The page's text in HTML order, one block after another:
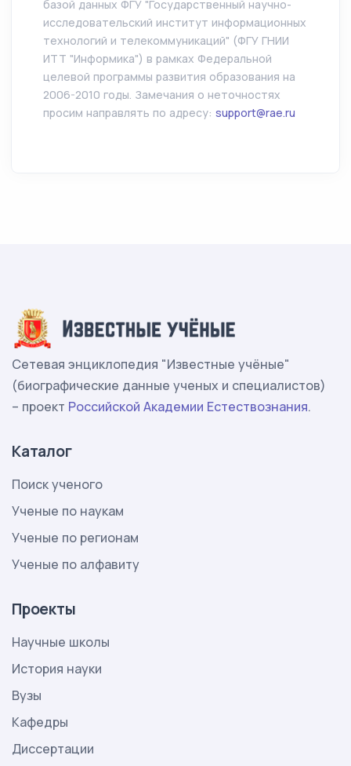
базой данных ФГУ "Государственный научно-
исследовательский институт информационных
технологий и телекоммуникаций" (ФГУ ГНИИ
ИТТ "Информика") в рамках Федеральной
целевой программы развития образования на
2006-2010 годы. Замечания о неточностях
просим направлять по адресу: support@rae.ru
Сетевая энциклопедия "Известные учёные"
(биографические данные ученых и специалистов)
– проект Российской Академии Естествознания.
Каталог
Поиск ученого
Ученые по наукам
Ученые по регионам
Ученые по алфавиту
Проекты
Научные школы
История науки
Вузы
Кафедры
Диссертации